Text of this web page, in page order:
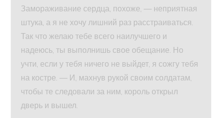
Замораживание сердца, похоже, — неприятная
штука, а я не хочу лишний раз расстраиваться.
Так что желаю тебе всего наилучшего и
надеюсь, ты выполнишь свое обещание. Но
учти, если у тебя ничего не выйдет, я сожгу тебя
на костре. — И, махнув рукой своим солдатам,
чтобы те следовали за ним, король открыл
дверь и вышел.